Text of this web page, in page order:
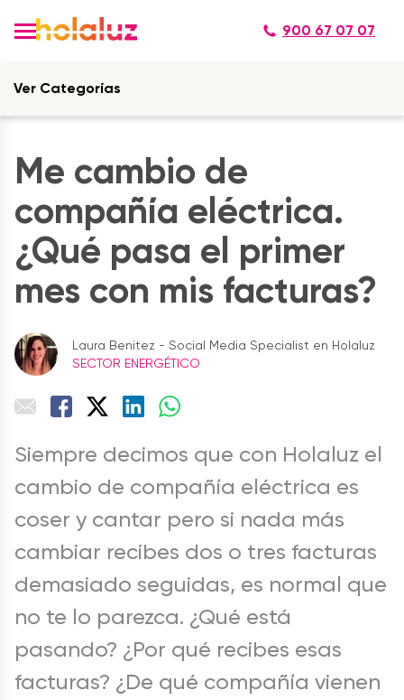
900 67 07 07
Ver Categorías
Me cambio de
compañía eléctrica.
¿Qué pasa el primer
mes con mis facturas?
Laura Benitez - Social Media Specialist en Holaluz
SECTOR ENERGÉTICO
Siempre decimos que con Holaluz el
cambio de compañía eléctrica es
coser y cantar pero si nada más
cambiar recibes dos o tres facturas
demasiado seguidas, es normal que
no te lo parezca. ¿Qué está
pasando? ¿Por qué recibes esas
facturas? ¿De qué compañía vienen